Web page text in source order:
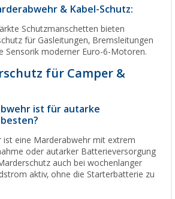
& Kabel-Schutz:
Schutzmanschetten bieten
für Gasleitungen, Bremsleitungen
Sensorik moderner Euro-6-Motoren.
für Camper &
ist für autarke
ist eine Marderabwehr mit extrem
oder autarker Batterieversorgung
auch bei wochenlanger
aktiv, ohne die Starterbatterie zu